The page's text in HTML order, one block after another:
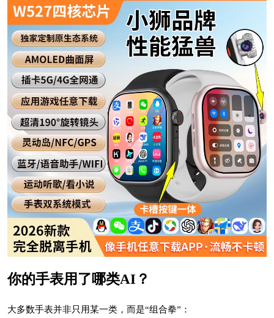
你的手表用了哪类AI？
大多数手表并非只用某一类，而是“组合拳”：